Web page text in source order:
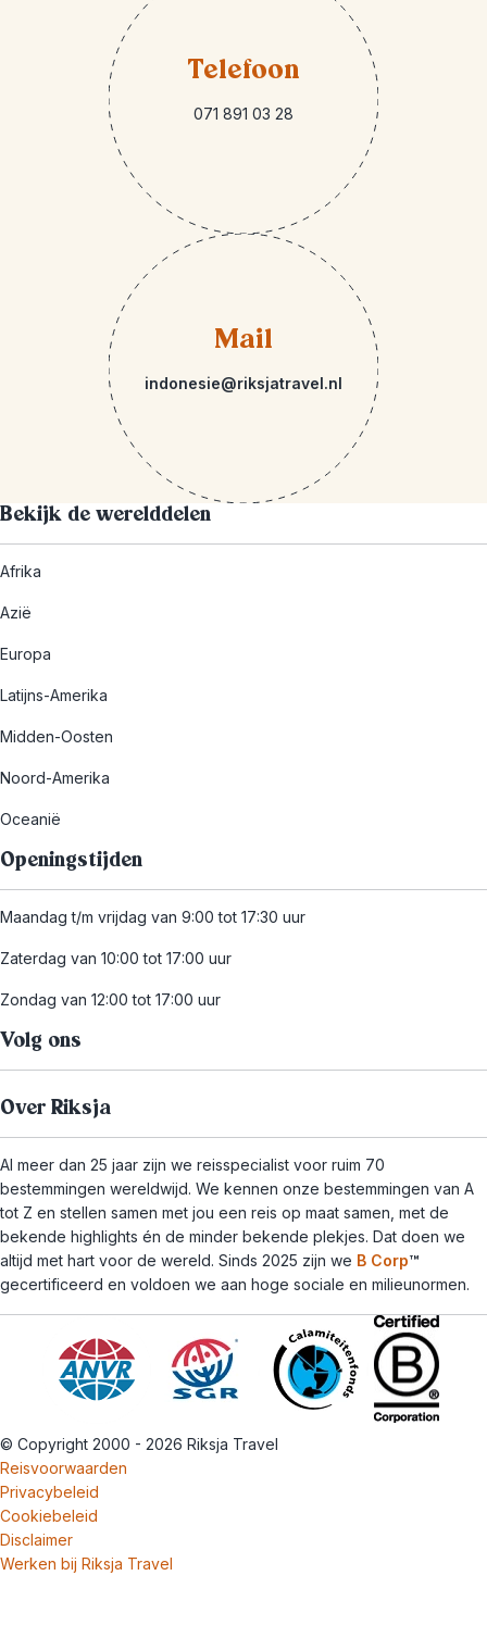
Telefoon
071 891 03 28
Mail
indonesie@riksjatravel.nl
Bekijk de werelddelen
Afrika
Azië
Europa
Latijns-Amerika
Midden-Oosten
Noord-Amerika
Oceanië
Openingstijden
Maandag t/m vrijdag van 9:00 tot 17:30 uur
Zaterdag van 10:00 tot 17:00 uur
Zondag van 12:00 tot 17:00 uur
Volg ons
Over Riksja
Al meer dan 25 jaar zijn we reisspecialist voor ruim 70
bestemmingen wereldwijd. We kennen onze bestemmingen van A
tot Z en stellen samen met jou een reis op maat samen, met de
bekende highlights én de minder bekende plekjes. Dat doen we
altijd met hart voor de wereld. Sinds 2025 zijn we B Corp™
gecertificeerd en voldoen we aan hoge sociale en milieunormen.
© Copyright 2000 - 2026 Riksja Travel
Reisvoorwaarden
Privacybeleid
Cookiebeleid
Disclaimer
Werken bij Riksja Travel